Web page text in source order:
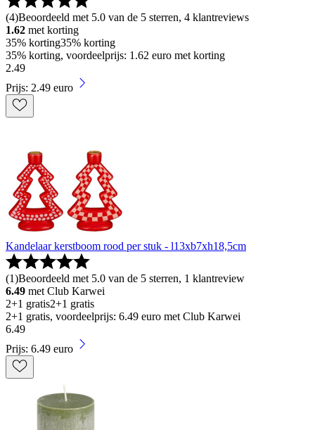
(4)Beoordeeld met 5.0 van de 5 sterren, 4 klantreviews
1.62 met korting
35% korting35% korting
35% korting, voordeelprijs: 1.62 euro met korting
2.49
Prijs: 2.49 euro
Kandelaar kerstboom rood per stuk - l13xb7xh18,5cm
(1)Beoordeeld met 5.0 van de 5 sterren, 1 klantreview
6.49 met Club Karwei
2+1 gratis2+1 gratis
2+1 gratis, voordeelprijs: 6.49 euro met Club Karwei
6.49
Prijs: 6.49 euro